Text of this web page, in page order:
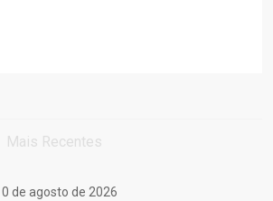
Mais Recentes
de agosto de 2026